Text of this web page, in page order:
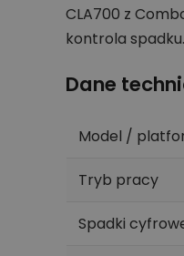
CLA700 z
kontrola spadku.
Dane
Model /
Tryb pracy
Spadki